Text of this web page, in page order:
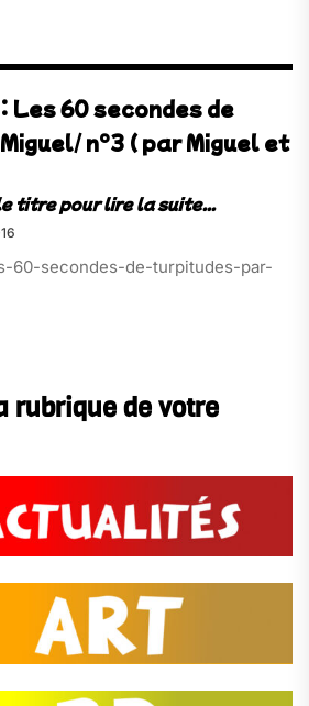
Les 60 secondes de
n°3 ( par Miguel et
60-secondes-de-turpitudes-par-
rubrique de votre